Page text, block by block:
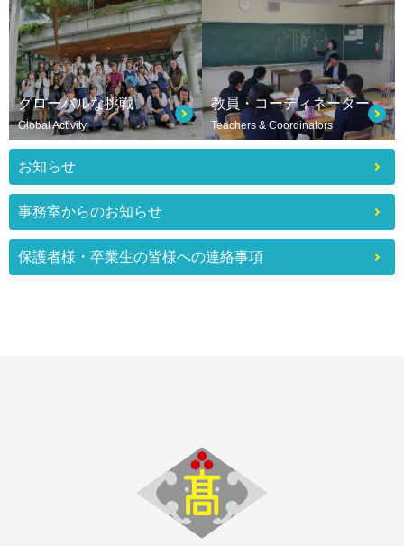
グローバルな挑戦
Global Activity
教員・コーディネーター
Teachers & Coordinators
お知らせ
事務室からのお知らせ
保護者様・卒業生の皆様への連絡事項